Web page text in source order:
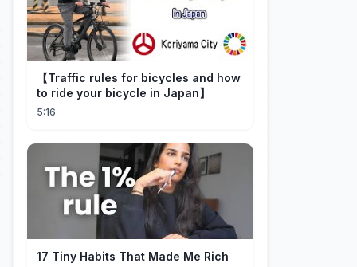
【Traffic rules for bicycles and how
to ride your bicycle in Japan】
5:16
17 Tiny Habits That Made Me Rich